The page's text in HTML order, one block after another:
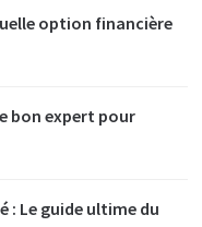
option financière
bon expert pour
: Le guide ultime du